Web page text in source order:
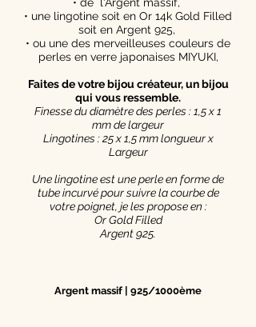
• une lingotine soit en Or 14k Gold Filled
soit en Argent 925,
• ou une des merveilleuses couleurs de
perles en verre japonaises MIYUKI,
Faites de votre bijou créateur, un bijou
qui vous ressemble.
Finesse du diamètre des perles : 1,5 x 1
mm de largeur
Lingotines : 25 x 1,5 mm longueur x
Largeur
Une lingotine est une perle en forme de
tube incurvé pour suivre la courbe de
votre poignet, je les propose en :
Or Gold Filled
Argent 925.
Argent massif | 925/1000ème